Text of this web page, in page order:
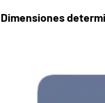
Dimensiones